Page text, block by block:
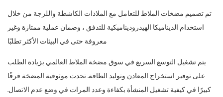
تم تصميم مضخات الملاط للتعامل مع الملاذات الكاشطة واللزجة من خلال
استخدام الديناميكا الهيدروديناميكية للتدفق ، وضمان عملية ممتازة وغير
يتم تشغيل التوسع السريع في سوق مضخة الملاط العالمي بزيادة الطلب
على توفير استخراج المعادن وتوليد الطاقة. تحدث موثوقية المضخة فرقًا
كبيرًا في كيفية تشغيل المنشأة بكفاءة وعدد المرات في وضع عدم الاتصال.